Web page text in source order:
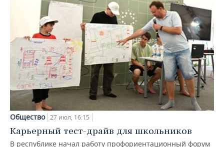
Общество 27 июл, 16:15
Карьерный тест-драйв для школьников
В республике начал работу профориентационный форум